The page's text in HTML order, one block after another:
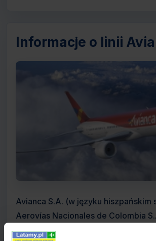
Informacje o linii
Avianca S.A. (w języku hiszpańskim
Aerovías Nacionales de Colombia
Aerovías del Continente Americano